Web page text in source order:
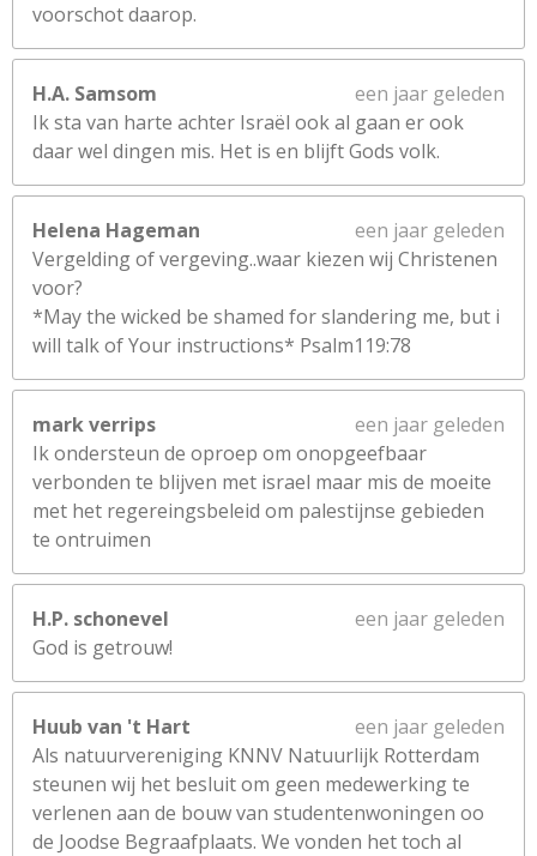
voorschot daarop.
H.A. Samsom
een jaar geleden
Ik sta van harte achter Israël ook al gaan er ook
daar wel dingen mis. Het is en blijft Gods volk.
Helena Hageman
een jaar geleden
Vergelding of vergeving..waar kiezen wij Christenen
voor?
*May the wicked be shamed for slandering me, but i
will talk of Your instructions* Psalm119:78
mark verrips
een jaar geleden
Ik ondersteun de oproep om onopgeefbaar
verbonden te blijven met israel maar mis de moeite
met het regereingsbeleid om palestijnse gebieden
te ontruimen
H.P. schonevel
een jaar geleden
God is getrouw!
Huub van 't Hart
een jaar geleden
Als natuurvereniging KNNV Natuurlijk Rotterdam
steunen wij het besluit om geen medewerking te
verlenen aan de bouw van studentenwoningen oo
de Joodse Begraafplaats. We vonden het toch al